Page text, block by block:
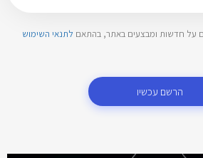
על חדשות ומבצעים באתר, בהתאם לתנאי השימוש
הרשם עכשיו